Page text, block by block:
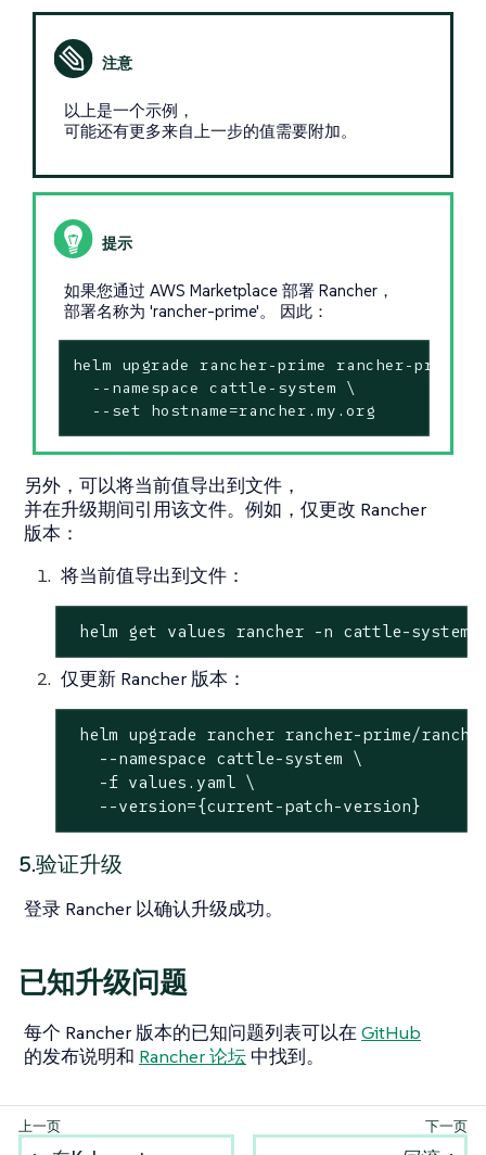
以上是一个示例，
可能还有更多来自上一步的值需要附加。
如果您通过 AWS Marketplace 部署 Rancher，
部署名称为 'rancher-prime'。 因此：
helm upgrade rancher-prime rancher-prime/
  --namespace cattle-system \
  --set hostname=rancher.my.org
另外，可以将当前值导出到文件，
并在升级期间引用该文件。例如，仅更改 Rancher
版本：
将当前值导出到文件：
helm get values rancher -n cattle-system
仅更新 Rancher 版本：
helm upgrade rancher rancher-prime/
   --namespace cattle-system \
   -f values.yaml \
   --version={current-patch-version}
5.验证升级
登录 Rancher 以确认升级成功。
已知升级问题
每个 Rancher 版本的已知问题列表可以在 GitHub
的发布说明和 Rancher 论坛 中找到。